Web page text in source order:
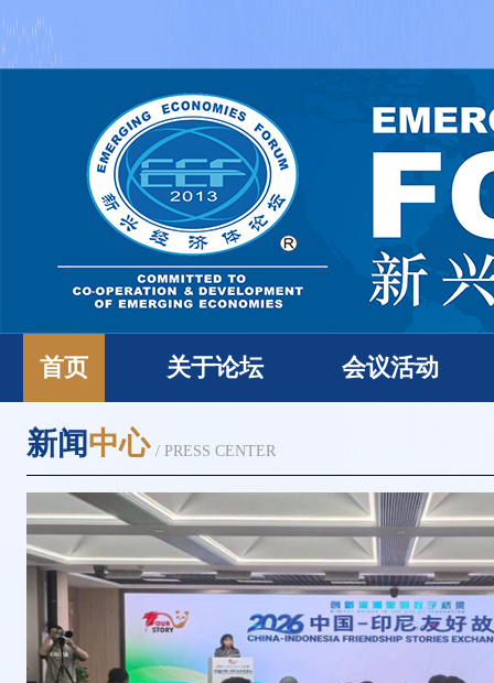
首页 关于论坛 会议活动
新闻中心 / PRESS CENTER